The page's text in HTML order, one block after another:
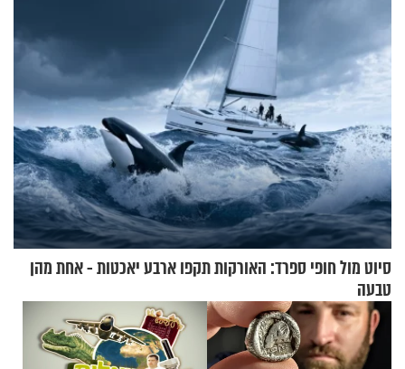
סיוט מול חופי ספרד: האורקות תקפו ארבע יאכטות - אחת מהן
טבעה